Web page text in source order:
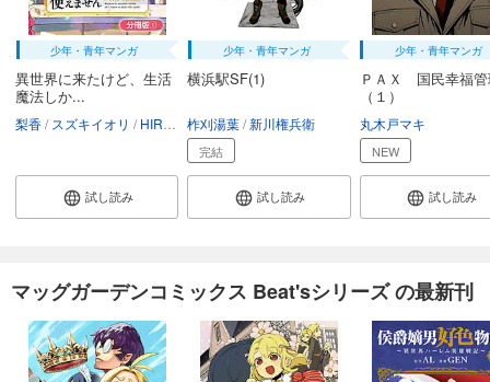
少年・青年マンガ
異世界に来たけど、生活
魔法しか...
梨香 スズキイオリ HIROKAZU
試し読み
少年・青年マンガ
横浜駅SF(1)
柞刈湯葉 新川権兵衛
完結
試し読み
少年・青年マンガ
ＰＡＸ 国民幸福管
（１）
丸木戸マキ
NEW
試し読み
マッグガーデンコミックス Beat'sシリーズ の最新刊